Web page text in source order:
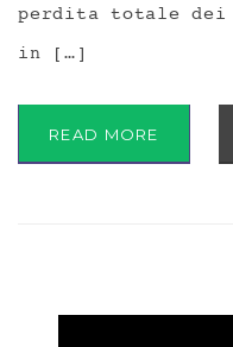
perdita totale dei
in […]
READ MORE